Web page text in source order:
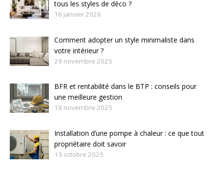
tous les styles de déco ?
16 janvier 2026
Comment adopter un style minimaliste dans
votre intérieur ?
29 novembre 2025
BFR et rentabilité dans le BTP : conseils pour
une meilleure gestion
18 novembre 2025
Installation d’une pompe à chaleur : ce que tout
propriétaire doit savoir
13 octobre 2025